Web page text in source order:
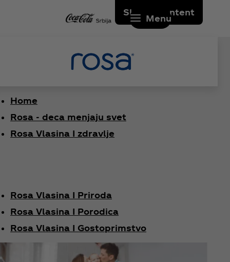
Skip to content
Menu
Home
Rosa - deca menjaju svet
Rosa Vlasina I zdravlje
Rosa Vlasina I Priroda
Rosa Vlasina I Porodica
Rosa Vlasina I Gostoprimstvo